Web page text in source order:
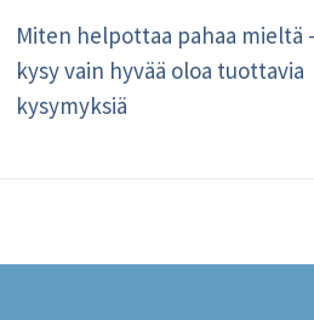
Miten helpottaa pahaa mieltä
kysy vain hyvää oloa tuottavia
kysymyksiä